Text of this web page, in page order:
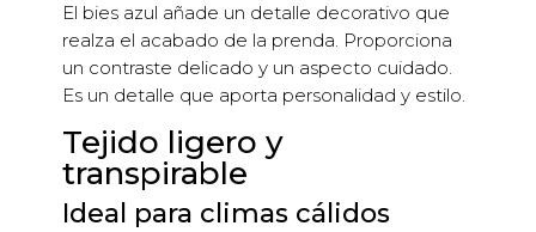
El bies azul añade un detalle decorativo que
realza el acabado de la prenda. Proporciona
un contraste delicado y un aspecto cuidado.
Es un detalle que aporta personalidad y estilo.
Tejido ligero y
transpirable
Ideal para climas cálidos